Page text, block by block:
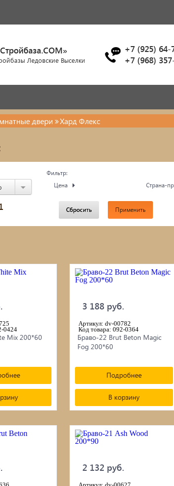
Ледовские Выселки
+7 (925) 64-
+7 (968)
Элементы ковки
Лакокрасочные материалы
Электро-бензо инструменты
Метизы
Печи для бани, отопления,
двери Хард Флекс
Фильтр:
Цена
Страна-
Сбросить Применить
0424
Mix 200*60
3 188 руб.
Артикул: dv-00782
Код товара: 092-0364
Браво-22 Brut Beton Magic
Fog 200*60
Подробнее
В корзину
2 132 руб.